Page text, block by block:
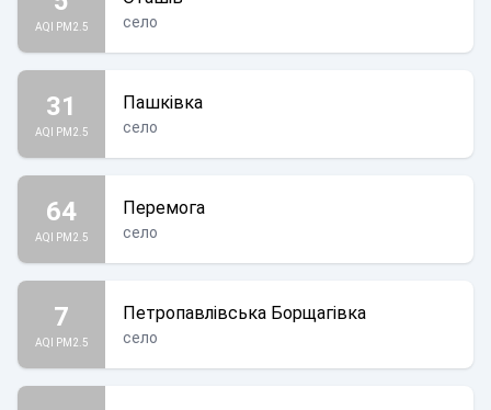
AQI PM2.5 село
31
AQI PM2.5
Пашківка
село
64
AQI PM2.5
Перемога
село
7
AQI PM2.5
Петропавлівська Борщагівка
село